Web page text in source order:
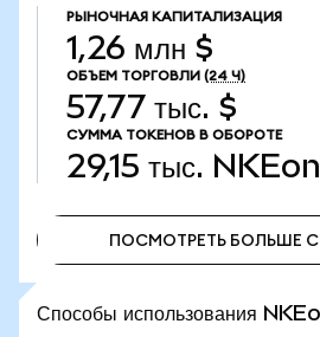
РЫНОЧНАЯ КАПИТАЛИЗАЦИЯ
1,26 млн $
ОБЪЕМ ТОРГОВЛИ (24 Ч)
57,77 тыс. $
СУММА ТОКЕНОВ В ОБОРОТЕ
29,15 тыс. NKEon
ПОСМОТРЕТЬ БОЛЬШЕ
Способы использования